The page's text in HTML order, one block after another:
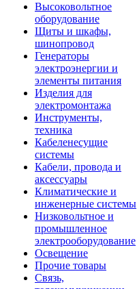
Высоковольтное
оборудование
Щиты и шкафы,
шинопровод
Генераторы
электроэнергии и
элементы питания
Изделия для
электромонтажа
Инструменты,
техника
Кабеленесущие
системы
Кабели, провода и
аксессуары
Климатические и
инженерные системы
Низковольтное и
промышленное
электрооборудование
Освещение
Прочие товары
Связь,